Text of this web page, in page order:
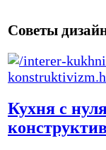
Советы
Кухня с